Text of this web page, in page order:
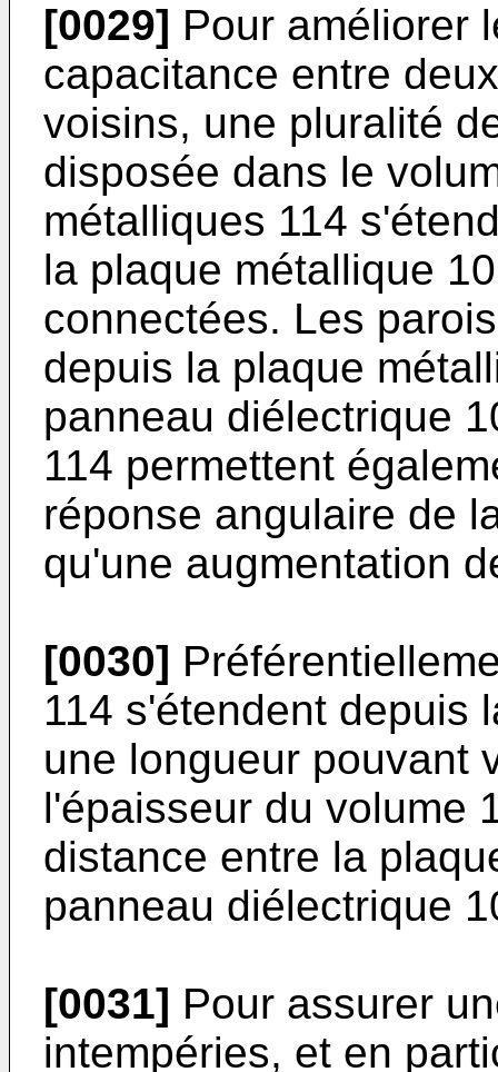
[0029] Pour améliorer
capacitance entre
voisins, une pluralité
disposée dans le
métalliques 114
la plaque métallique
connectées. Les
depuis la plaque
panneau diélectrique
114 permettent
réponse angulaire de
qu'une augmentation
[0030]
114 s'étendent depuis
une longueur pouvant
l'épaisseur du volume
distance entre la
panneau diélectrique
[0031] Pour assurer
intempéries, et en